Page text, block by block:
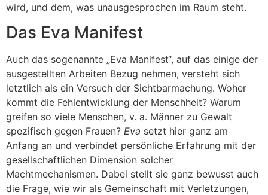
wird, und dem, was unausgesprochen im Raum steht.
Das Eva Manifest
Auch das sogenannte „Eva Manifest“, auf das einige der
ausgestellten Arbeiten Bezug nehmen, versteht sich
letztlich als ein Versuch der Sichtbarmachung. Woher
kommt die Fehlentwicklung der Menschheit? Warum
greifen so viele Menschen, v. a. Männer zu Gewalt
spezifisch gegen Frauen? Eva setzt hier ganz am
Anfang an und verbindet persönliche Erfahrung mit der
gesellschaftlichen Dimension solcher
Machtmechanismen. Dabei stellt sie ganz bewusst auch
die Frage, wie wir als Gemeinschaft mit Verletzungen,